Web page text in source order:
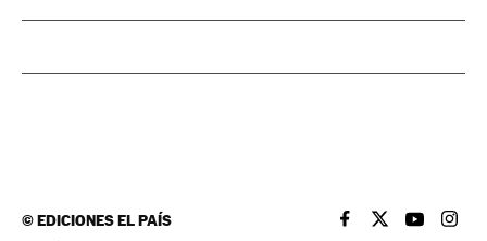
©EDICIONES EL PAÍS EL PAÍS BRASIL EN
EL PAÍSEL PAÍS
EL